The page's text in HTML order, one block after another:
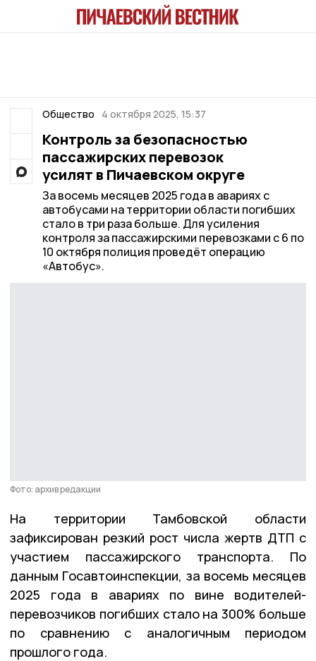
Общество 4 октября 2025, 15:37
Контроль за безопасностью
пассажирских перевозок
усилят в Пичаевском округе
За восемь месяцев 2025 года в авариях с
автобусами на территории области погибших
стало в три раза больше. Для усиления
контроля за пассажирскими перевозками с 6 по
10 октября полиция проведёт операцию
«Автобус».
Фото: архив редакции
На территории Тамбовской области
зафиксирован резкий рост числа жертв ДТП с
участием пассажирского транспорта. По
данным Госавтоинспекции, за восемь месяцев
2025 года в авариях по вине водителей-
перевозчиков погибших стало на 300% больше
по сравнению с аналогичным периодом
прошлого года.